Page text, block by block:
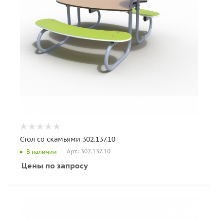
Стол со скамьями 302.137.10
В наличии Арт.: 302.137.10
Цены по запросу